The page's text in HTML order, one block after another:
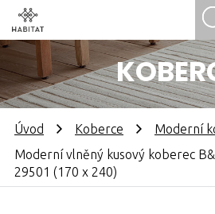
Úvod Koberce
Moderní
Moderní vlněný kusový koberec
29501 (170 x 240)